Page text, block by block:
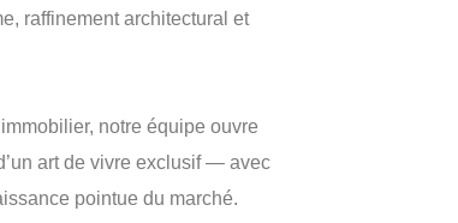
raffinement architectural et
notre équipe ouvre
art de vivre exclusif — avec
pointue du marché.